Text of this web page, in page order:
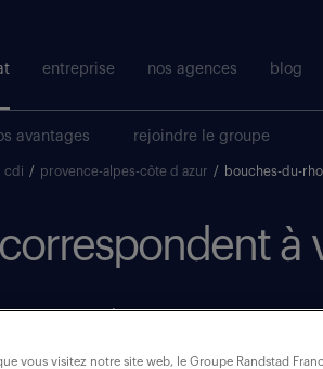
entreprise nos agences blog
avantages rejoindre le groupe
cdi / provence-alpes-côte d azur / bouches-du-
à
où ?
vous visitez notre site web, le Groupe Randstad